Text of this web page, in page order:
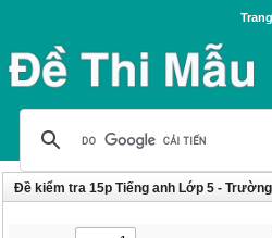
Đề kiểm tra 15p Tiếng anh Lớp 5 -